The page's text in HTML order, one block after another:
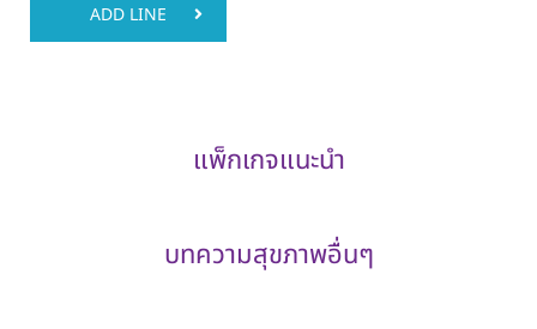
ADD LINE
แพ็กเกจแนะนำ
บทความสุขภาพอื่นๆ